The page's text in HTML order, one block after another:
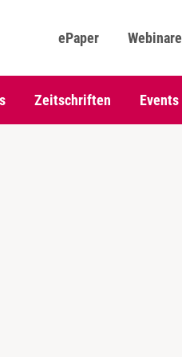
ePaper Webinare
Zeitschriften Events